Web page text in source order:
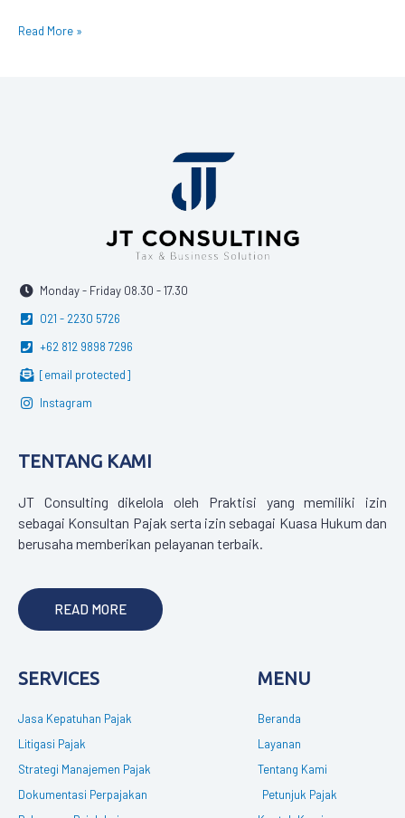
Read More »
Monday - Friday 08.30 - 17.30
021 - 2230 5726
+62 812 9898 7296
[email protected]
Instagram
TENTANG KAMI
JT Consulting dikelola oleh Praktisi yang memiliki izin
sebagai Konsultan Pajak serta izin sebagai Kuasa Hukum dan
berusaha memberikan pelayanan terbaik.
READ MORE
SERVICES
Jasa Kepatuhan Pajak
Litigasi Pajak
Strategi Manajemen Pajak
Dokumentasi Perpajakan
MENU
Beranda
Layanan
Tentang Kami
Petunjuk Pajak